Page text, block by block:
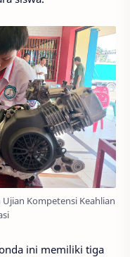
Kompetensi Keahlian
ini memiliki tiga